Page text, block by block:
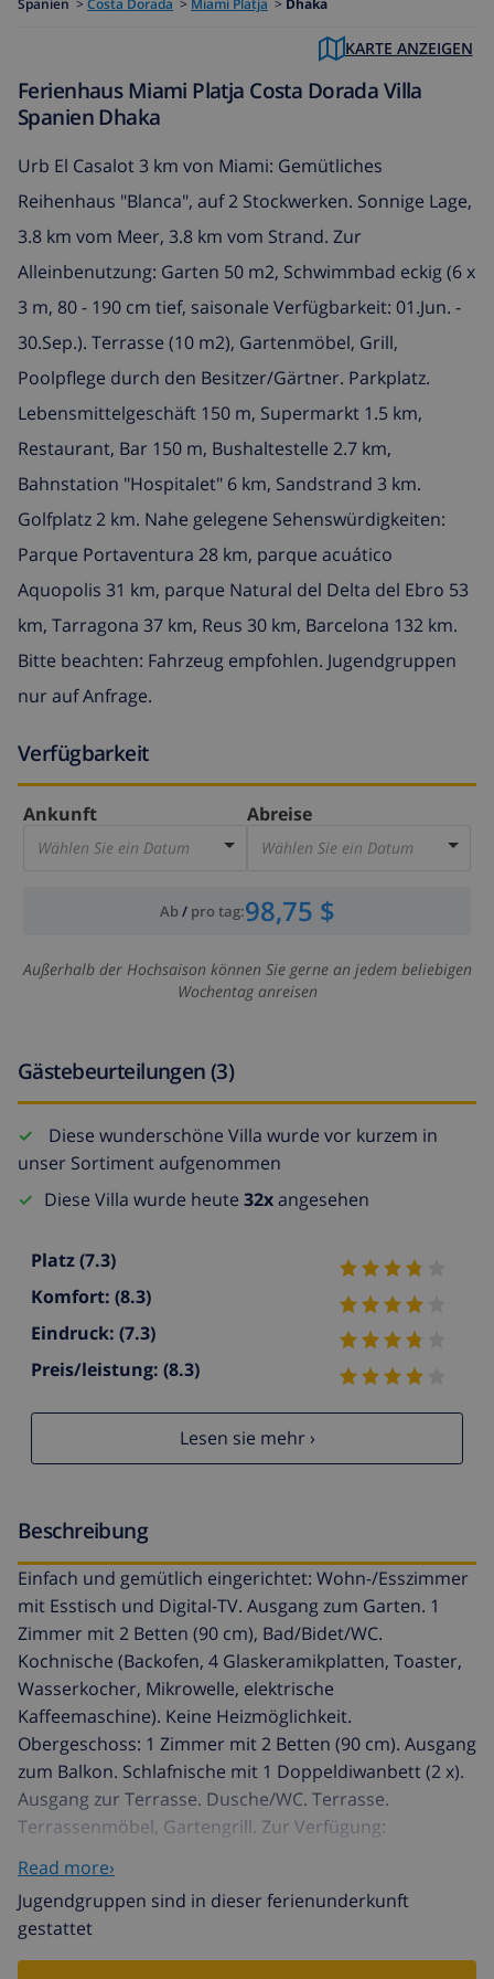
Spanien > Costa Dorada > Miami Platja > Dhaka
KARTE ANZEIGEN
Ferienhaus Miami Platja Costa Dorada Villa
Spanien Dhaka
Urb El Casalot 3 km von Miami: Gemütliches
Reihenhaus "Blanca", auf 2 Stockwerken. Sonnige Lage,
3.8 km vom Meer, 3.8 km vom Strand. Zur
Alleinbenutzung: Garten 50 m2, Schwimmbad eckig (6 x
3 m, 80 - 190 cm tief, saisonale Verfügbarkeit: 01.Jun. -
30.Sep.). Terrasse (10 m2), Gartenmöbel, Grill,
Poolpflege durch den Besitzer/Gärtner. Parkplatz.
Lebensmittelgeschäft 150 m, Supermarkt 1.5 km,
Restaurant, Bar 150 m, Bushaltestelle 2.7 km,
Bahnstation "Hospitalet" 6 km, Sandstrand 3 km.
Golfplatz 2 km. Nahe gelegene Sehenswürdigkeiten:
Parque Portaventura 28 km, parque acuático
Aquopolis 31 km, parque Natural del Delta del Ebro 53
km, Tarragona 37 km, Reus 30 km, Barcelona 132 km.
Bitte beachten: Fahrzeug empfohlen. Jugendgruppen
nur auf Anfrage.
Verfügbarkeit
Ankunft
Wählen Sie ein Datum
Abreise
Wählen Sie ein Datum
Ab/ pro tag:98,75 $
Außerhalb der Hochsaison können Sie gerne an jedem beliebigen
Wochentag anreisen
Gästebeurteilungen (3)
Diese wunderschöne Villa wurde vor kurzem in
unser Sortiment aufgenommen
Diese Villa wurde heute 32xangesehen
Platz(7.3)
Komfort: (8.3)
Eindruck: (7.3)
Preis/leistung: (8.3)
Lesen sie mehr ›
Beschreibung
Einfach und gemütlich eingerichtet: Wohn-/Esszimmer
mit Esstisch und Digital-TV. Ausgang zum Garten. 1
Zimmer mit 2 Betten (90 cm), Bad/Bidet/WC.
Kochnische (Backofen, 4 Glaskeramikplatten, Toaster,
Wasserkocher, Mikrowelle, elektrische
Kaffeemaschine). Keine Heizmöglichkeit.
Obergeschoss: 1 Zimmer mit 2 Betten (90 cm). Ausgang
zum Balkon. Schlafnische mit 1 Doppeldiwanbett (2 x).
Ausgang zur Terrasse. Dusche/WC. Terrasse.
Terrassenmöbel, Gartengrill. Zur Verfügung:
(WLAN, gratis). Parkplatz (eingezäunt, 2 Autos).
Maximal 1 Haustier/Hund erlaubt. Anstelle eines
abgeschlossenen Schlafzimmers befinden sich manche
Schlafplätze in einem offenen Bereich (Galerie, Nische
Read more›
Jugendgruppen sind in dieser ferienunderkunft
gestattet